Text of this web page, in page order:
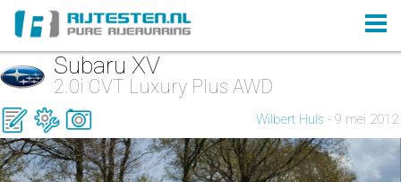
Subaru XV
2.0i CVT Luxury Plus AWD
Wilbert Huls - 9 mei 2012